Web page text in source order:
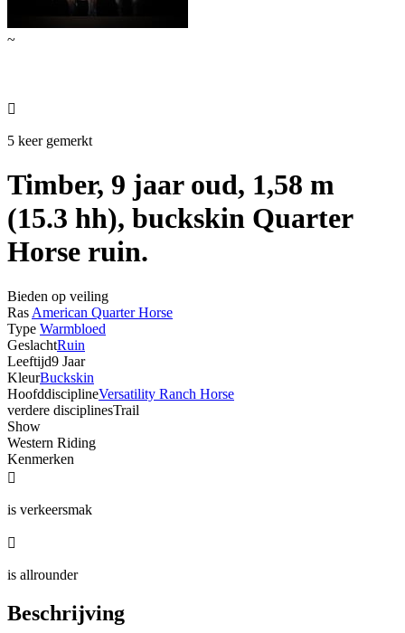
~

5 keer gemerkt
Timber, 9 jaar oud, 1,58 m
(15.3 hh), buckskin Quarter
Horse ruin.
Bieden op veiling
Ras American Quarter Horse
Type Warmbloed
GeslachtRuin
Leeftijd9 Jaar
KleurBuckskin
HoofddisciplineVersatility Ranch Horse
verdere disciplinesTrail
Show
Western Riding
Kenmerken

is verkeersmak

is allrounder
Beschrijving